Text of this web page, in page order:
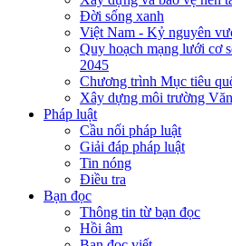
Đời sống xanh
Việt Nam - Kỷ nguyên
Quy hoạch mạng lưới cơ
2045
Chương trình Mục tiêu
Xây dựng môi trường
Pháp luật
Cầu nối pháp luật
Giải đáp pháp luật
Tin nóng
Điều tra
Bạn đọc
Thông tin từ bạn đọc
Hồi âm